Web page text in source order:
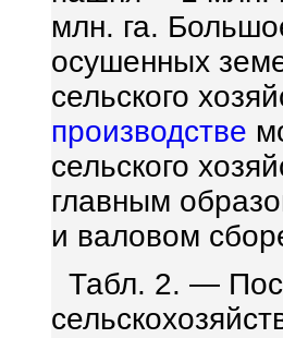
млн. га.
осушенных
сельского
производстве
сельского
главным
и валовом
Табл. 2. —